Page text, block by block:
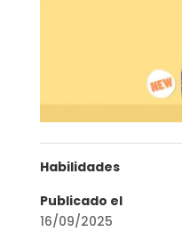
Habilidades
Publicado el
16/09/2025